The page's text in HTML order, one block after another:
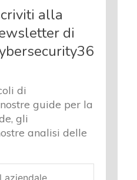
alla
di
di
guide per la
gli
analisi delle